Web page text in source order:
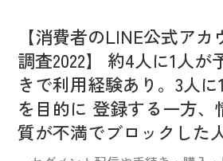
お役立ち資料
会社案内
採用情報
IR情報
CX向上情報サイト
【消費者のLINE公式ア
調査2022】 約4人に1人が
きで利用経験あり。3人
を目的に 登録する一方、
質が不満でブロックした